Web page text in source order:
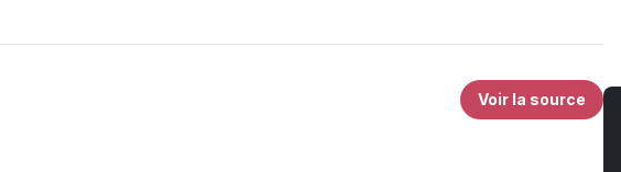
Voir la source